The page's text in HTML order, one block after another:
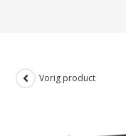
Vorig product